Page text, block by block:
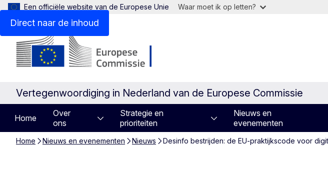
Direct naar de inhoud
Een officiële website van de Europese Unie Waar moet ik op letten?
Vertegenwoordiging in Nederland van de Europese Commissie
Home
Over
ons
Strategie en
prioriteiten
Nieuws en
evenementen
Home Nieuws en evenementen Nieuws Desinfo bestrijden: de EU-praktijkscode voor